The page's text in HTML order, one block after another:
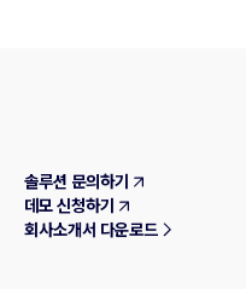
솔루션 문의하기
데모 신청하기
회사소개서 다운로드